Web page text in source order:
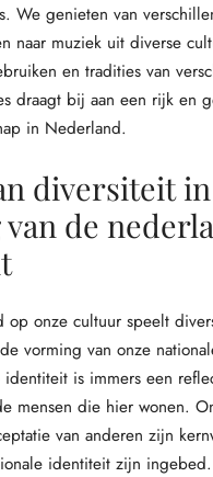
We genieten van
naar muziek uit diverse
en tradities van
draagt bij aan een rijk en
in Nederland.
diversiteit
de
op onze cultuur speelt
vorming van onze
is immers een
mensen die hier wonen.
van anderen zijn
identiteit zijn ingebed.